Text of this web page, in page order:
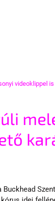
videoklippel